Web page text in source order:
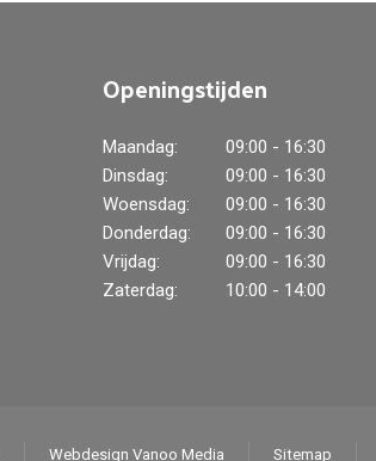
Openingstijden
Maandag:
09:00 - 16:30
Dinsdag:
09:00 - 16:30
Woensdag:
09:00 - 16:30
Donderdag:
09:00 - 16:30
Vrijdag:
09:00 - 16:30
Zaterdag:
10:00 - 14:00
Webdesign Vanoo Media Sitemap